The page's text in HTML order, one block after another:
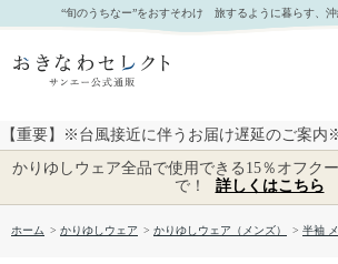
【送料無料】かくれんぼ沖縄柄 かりゆしウェア 1860730｜おき
“旬のうちなー”をおすそわけ 旅するように暮らす、
【重要】※台風接近に伴うお届け遅延のご案内
かりゆしウェア全品で使用できる15％オフク
で！
詳しくはこちら
ホーム > かりゆしウェア > かりゆしウェア（メンズ） > 半袖